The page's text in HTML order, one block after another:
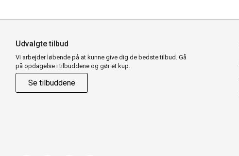
Udvalgte tilbud
Vi arbejder løbende på at kunne give dig de bedste tilbud. Gå
på opdagelse i tilbuddene og gør et kup.
Se tilbuddene